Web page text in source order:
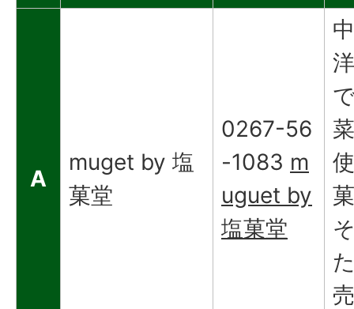
A
muget by 塩
菓堂
0267-56
-1083 m
uguet by
塩菓堂